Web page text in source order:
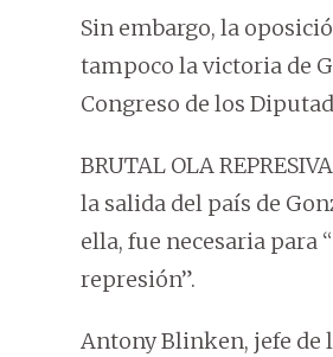
Sin embargo, la
tampoco la victoria de
Congreso de los
BRUTAL OLA
la salida del país de
ella, fue necesaria para
represión”.
Antony Blinken, jefe de